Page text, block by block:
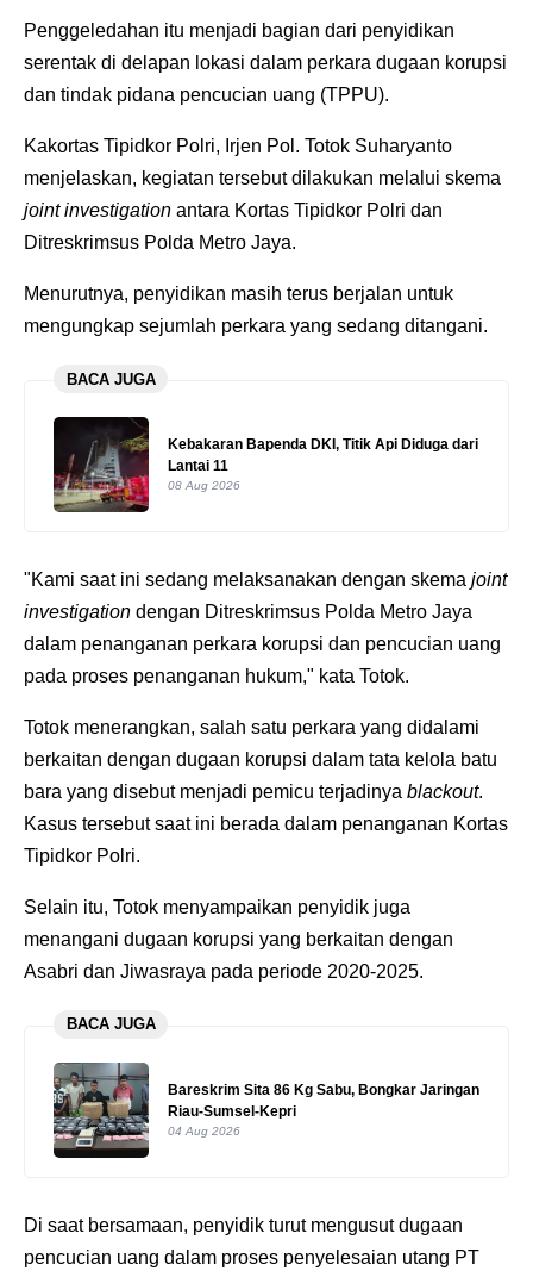
Penggeledahan itu menjadi bagian dari penyidikan
serentak di delapan lokasi dalam perkara dugaan korupsi
dan tindak pidana pencucian uang (TPPU).
Kakortas Tipidkor Polri, Irjen Pol. Totok Suharyanto
menjelaskan, kegiatan tersebut dilakukan melalui skema
joint investigation antara Kortas Tipidkor Polri dan
Ditreskrimsus Polda Metro Jaya.
Menurutnya, penyidikan masih terus berjalan untuk
mengungkap sejumlah perkara yang sedang ditangani.
BACA JUGA
Kebakaran Bapenda DKI, Titik Api Diduga dari
Lantai 11
08 Aug 2026
"Kami saat ini sedang melaksanakan dengan skema joint
investigation dengan Ditreskrimsus Polda Metro Jaya
dalam penanganan perkara korupsi dan pencucian uang
pada proses penanganan hukum," kata Totok.
Totok menerangkan, salah satu perkara yang didalami
berkaitan dengan dugaan korupsi dalam tata kelola batu
bara yang disebut menjadi pemicu terjadinya blackout.
Kasus tersebut saat ini berada dalam penanganan Kortas
Tipidkor Polri.
Selain itu, Totok menyampaikan penyidik juga
menangani dugaan korupsi yang berkaitan dengan
Asabri dan Jiwasraya pada periode 2020-2025.
BACA JUGA
Bareskrim Sita 86 Kg Sabu, Bongkar Jaringan
Riau-Sumsel-Kepri
04 Aug 2026
Di saat bersamaan, penyidik turut mengusut dugaan
pencucian uang dalam proses penyelesaian utang PT